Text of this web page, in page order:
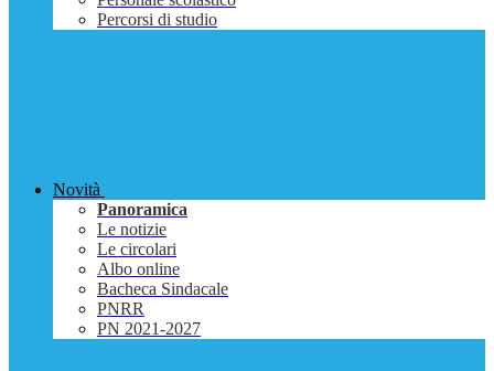
Percorsi di studio
Novità
Panoramica
Le notizie
Le circolari
Albo online
Bacheca Sindacale
PNRR
PN 2021-2027